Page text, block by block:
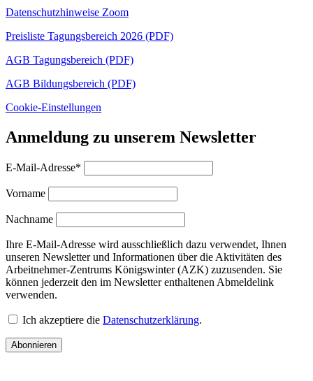
Datenschutzhinweise Zoom
Preisliste Tagungsbereich 2026 (PDF)
AGB Tagungsbereich (PDF)
AGB Bildungsbereich (PDF)
Cookie-Einstellungen
Anmeldung zu unserem Newsletter
E-Mail-Adresse*
Vorname
Nachname
Ihre E-Mail-Adresse wird ausschließlich dazu verwendet, Ihnen
unseren Newsletter und Informationen über die Aktivitäten des
Arbeitnehmer-Zentrums Königswinter (AZK) zuzusenden. Sie
können jederzeit den im Newsletter enthaltenen Abmeldelink
verwenden.
Ich akzeptiere die Datenschutzerklärung.